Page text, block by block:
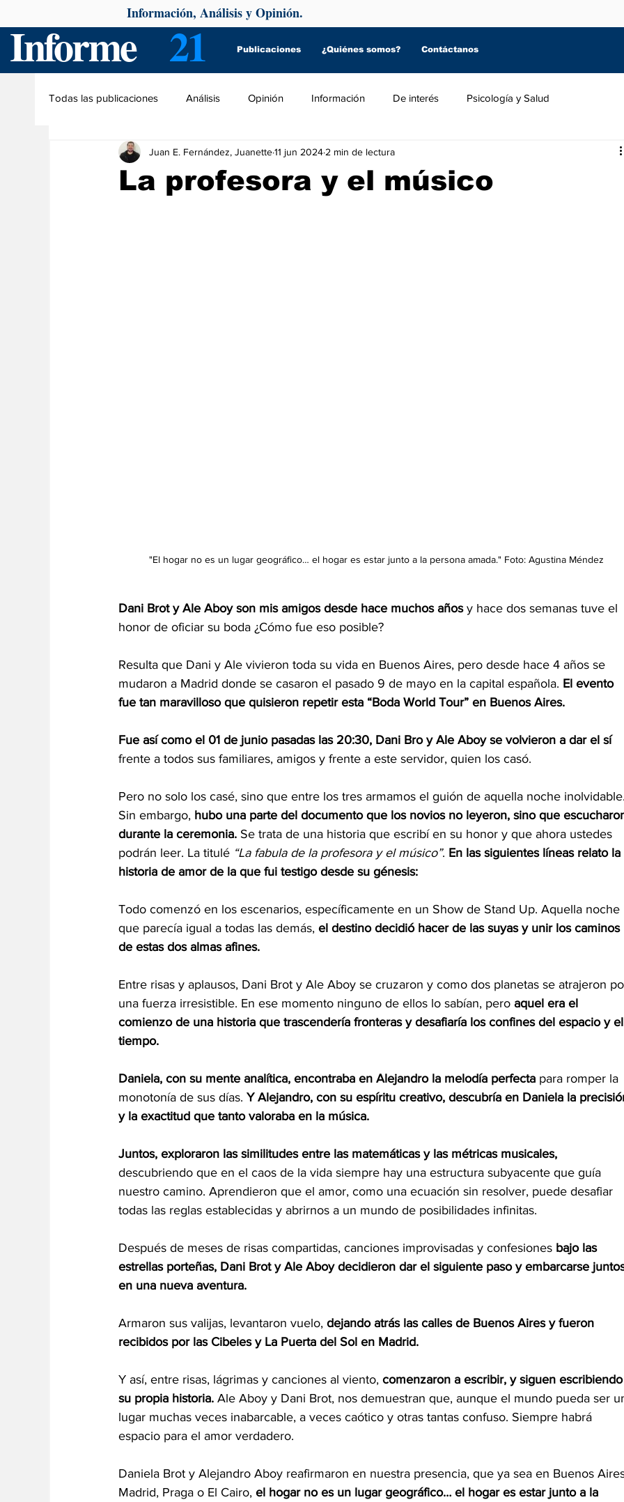
Informe 21 Publicaciones ¿Quiénes somos? Contáctanos
Información, Análisis y Opinión.
Todas las publicaciones Análisis Opinión Información De interés Psicología y Salud
La profesora y el músico
Juan E. Fernández, Juanette11 jun 2024 2 min de lectura
"El hogar no es un lugar geográfico… el hogar es estar junto a la persona amada." Foto: Agustina Méndez
Dani Brot y Ale Aboy son mis amigos desde hace muchos años y hace dos semanas tuve el
honor de oficiar su boda ¿Cómo fue eso posible?
Resulta que Dani y Ale vivieron toda su vida en Buenos Aires, pero desde hace 4 años se
mudaron a Madrid donde se casaron el pasado 9 de mayo en la capital española. El evento
fue tan maravilloso que quisieron repetir esta “Boda World Tour” en Buenos Aires.
Fue así como el 01 de junio pasadas las 20:30, Dani Bro y Ale Aboy se volvieron a dar el sí
frente a todos sus familiares, amigos y frente a este servidor, quien los casó.
Pero no solo los casé, sino que entre los tres armamos el guión de aquella noche
Sin embargo, hubo una parte del documento que los novios no leyeron, sino que
durante la ceremonia. Se trata de una historia que escribí en su honor y que ahora ustedes
podrán leer. La titulé “La fabula de la profesora y el músico”. En las siguientes líneas relato la
historia de amor de la que fui testigo desde su génesis:
Todo comenzó en los escenarios, específicamente en un Show de Stand Up. Aquella noche
que parecía igual a todas las demás, el destino decidió hacer de las suyas y unir los caminos
de estas dos almas afines.
Entre risas y aplausos, Dani Brot y Ale Aboy se cruzaron y como dos planetas se atrajeron
una fuerza irresistible. En ese momento ninguno de ellos lo sabían, pero aquel era el
comienzo de una historia que trascendería fronteras y desafiaría los confines del espacio y
tiempo.
Daniela, con su mente analítica, encontraba en Alejandro la melodía perfecta para romper la
monotonía de sus días. Y Alejandro, con su espíritu creativo, descubría en Daniela la
y la exactitud que tanto valoraba en la música.
Juntos, exploraron las similitudes entre las matemáticas y las métricas musicales,
descubriendo que en el caos de la vida siempre hay una estructura subyacente que guía
nuestro camino. Aprendieron que el amor, como una ecuación sin resolver, puede desafiar
todas las reglas establecidas y abrirnos a un mundo de posibilidades infinitas.
Después de meses de risas compartidas, canciones improvisadas y confesiones bajo las
estrellas porteñas, Dani Brot y Ale Aboy decidieron dar el siguiente paso y embarcarse
en una nueva aventura.
Armaron sus valijas, levantaron vuelo, dejando atrás las calles de Buenos Aires y fueron
recibidos por las Cibeles y La Puerta del Sol en Madrid.
Y así, entre risas, lágrimas y canciones al viento, comenzaron a escribir, y siguen
su propia historia. Ale Aboy y Dani Brot, nos demuestran que, aunque el mundo pueda ser
lugar muchas veces inabarcable, a veces caótico y otras tantas confuso. Siempre habrá
espacio para el amor verdadero.
Daniela Brot y Alejandro Aboy reafirmaron en nuestra presencia, que ya sea en Buenos
Madrid, Praga o El Cairo, el hogar no es un lugar geográfico… el hogar es estar junto a la